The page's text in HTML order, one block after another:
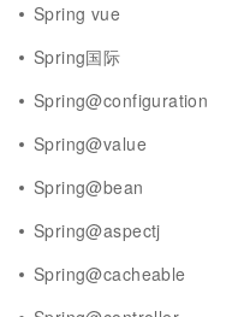
Spring vue
Spring国际
Spring@configuration
Spring@value
Spring@bean
Spring@aspectj
Spring@cacheable